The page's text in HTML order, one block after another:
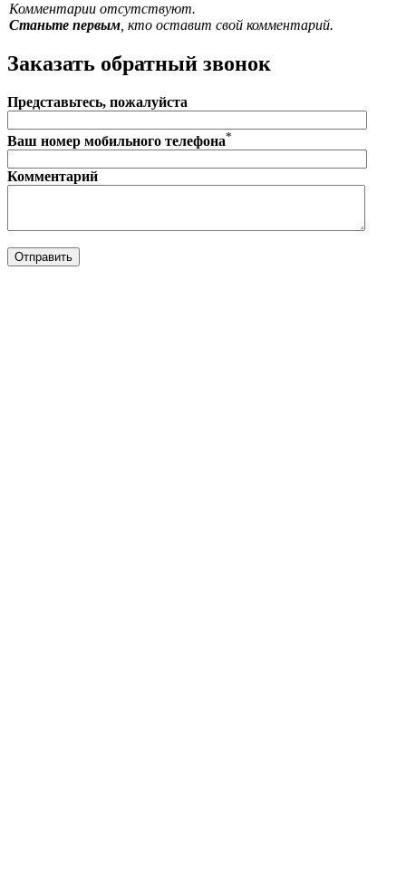
Комментарии отсутствуют.
Станьте первым, кто оставит свой комментарий.
Заказать обратный звонок
Представьтесь, пожалуйста
Ваш номер мобильного телефона*
Комментарий